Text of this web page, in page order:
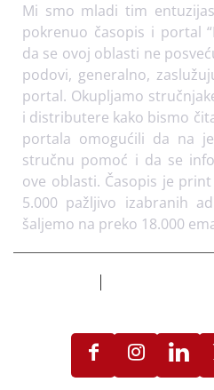
Mi smo mladi tim
pokrenuo časopis i portal
da se ovoj oblasti ne
podovi, generalno,
portal. Okupljamo
i distributere kako bismo
portala omogućili da na
stručnu pomoć i da se
ove oblasti. Časopis je
5.000 pažljivo izabranih
šaljemo na preko 18.000